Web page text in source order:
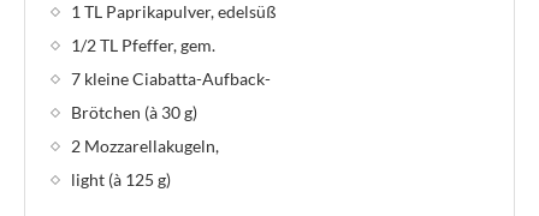
1 TL Paprikapulver, edelsüß
1/2 TL Pfeffer, gem.
7 kleine Ciabatta-Aufback-
Brötchen (à 30 g)
2 Mozzarellakugeln,
light (à 125 g)